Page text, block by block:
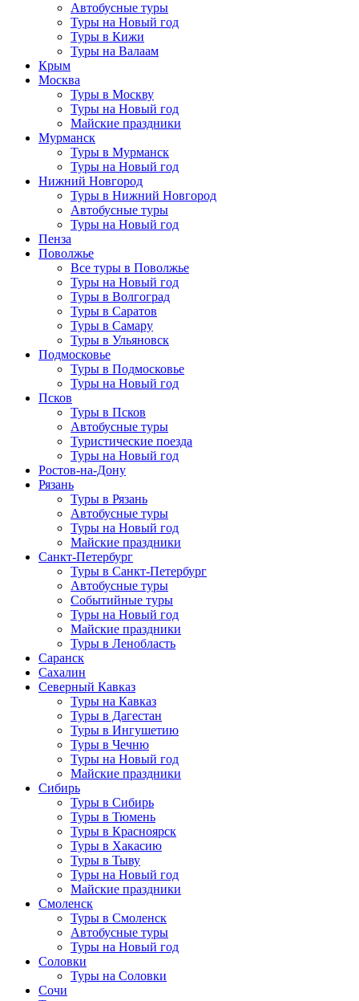
Автобусные туры
Туры на Новый год
Туры в Кижи
Туры на Валаам
Крым
Москва
Туры в Москву
Туры на Новый год
Майские праздники
Мурманск
Туры в Мурманск
Туры на Новый год
Нижний Новгород
Туры в Нижний Новгород
Автобусные туры
Туры на Новый год
Пенза
Поволжье
Все туры в Поволжье
Туры на Новый год
Туры в Волгоград
Туры в Саратов
Туры в Самару
Туры в Ульяновск
Подмосковье
Туры в Подмосковье
Туры на Новый год
Псков
Туры в Псков
Автобусные туры
Туристические поезда
Туры на Новый год
Ростов-на-Дону
Рязань
Туры в Рязань
Автобусные туры
Туры на Новый год
Майские праздники
Санкт-Петербург
Туры в Санкт-Петербург
Автобусные туры
Событийные туры
Туры на Новый год
Майские праздники
Туры в Ленобласть
Саранск
Сахалин
Северный Кавказ
Туры на Кавказ
Туры в Дагестан
Туры в Ингушетию
Туры в Чечню
Туры на Новый год
Майские праздники
Сибирь
Туры в Сибирь
Туры в Тюмень
Туры в Красноярск
Туры в Хакасию
Туры в Тыву
Туры на Новый год
Майские праздники
Смоленск
Туры в Смоленск
Автобусные туры
Туры на Новый год
Соловки
Туры на Соловки
Сочи